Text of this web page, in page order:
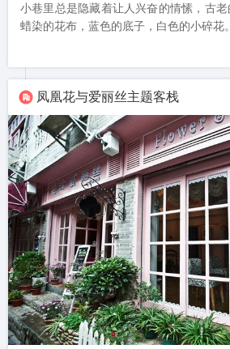
小巷里总是隐藏着让人兴奋的情愫，古
蜡染的花布，蓝色的底子，白色的小碎花。
凤凰花与爱丽丝主题客栈